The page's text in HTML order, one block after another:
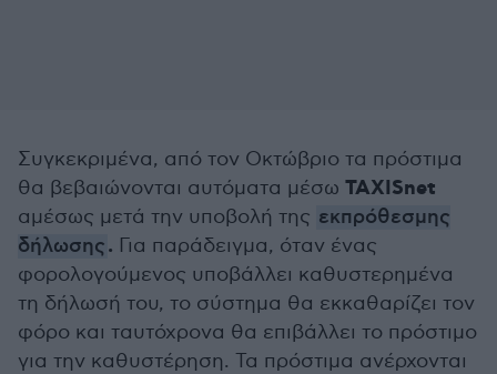
Συγκεκριμένα, από τον Οκτώβριο τα πρόστιμα
θα βεβαιώνονται αυτόματα μέσω TAXISnet
αμέσως μετά την υποβολή της εκπρόθεσμης
δήλωσης. Για παράδειγμα, όταν ένας
φορολογούμενος υποβάλλει καθυστερημένα
τη δήλωσή του, το σύστημα θα εκκαθαρίζει τον
φόρο και ταυτόχρονα θα επιβάλλει το πρόστιμο
για την καθυστέρηση. Τα πρόστιμα ανέρχονται